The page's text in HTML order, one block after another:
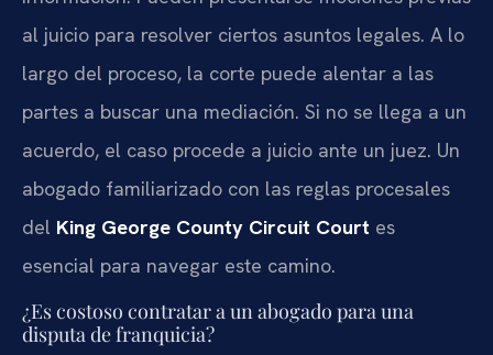
al juicio para resolver ciertos asuntos legales. A lo
largo del proceso, la corte puede alentar a las
partes a buscar una mediación. Si no se llega a un
acuerdo, el caso procede a juicio ante un juez. Un
abogado familiarizado con las reglas procesales
del King George County Circuit Court es
esencial para navegar este camino.
¿Es costoso contratar a un abogado para una
disputa de franquicia?